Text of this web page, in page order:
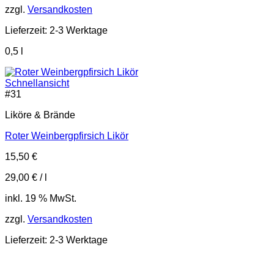
zzgl. Versandkosten
Lieferzeit: 2-3 Werktage
0,5
Schnellansicht
#31
Liköre & Brände
Roter Weinbergpfirsich Likör
15,50 €
29,00 € /
inkl. 19 % MwSt.
zzgl. Versandkosten
Lieferzeit: 2-3 Werktage